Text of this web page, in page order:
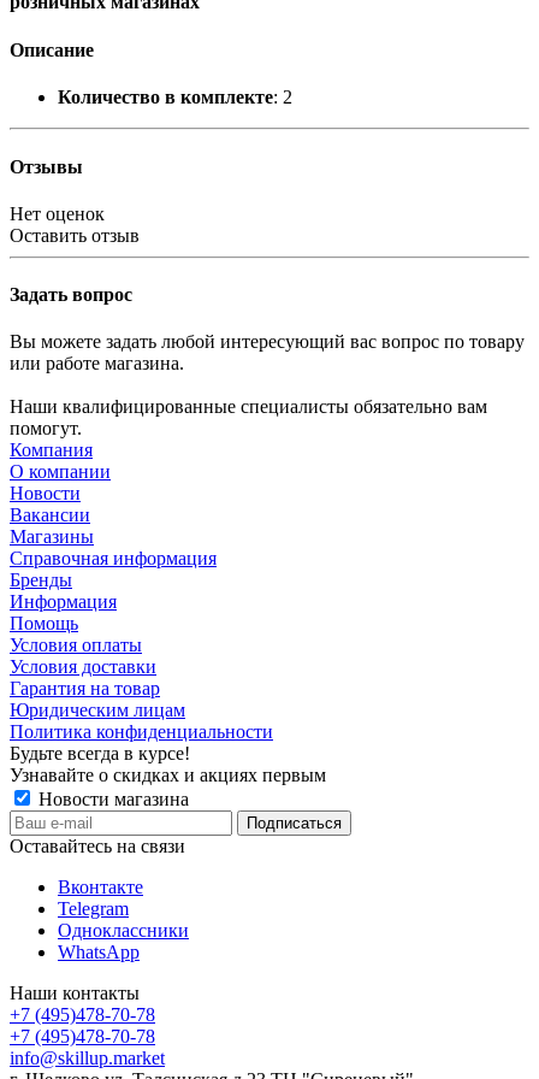
Описание
Количество в комплекте: 2
Отзывы
Нет оценок
Оставить отзыв
Задать вопрос
Вы можете задать любой интересующий вас вопрос по товару
или работе магазина.
Наши квалифицированные специалисты обязательно вам
помогут.
Компания
О компании
Новости
Вакансии
Магазины
Справочная информация
Бренды
Информация
Помощь
Условия оплаты
Условия доставки
Гарантия на товар
Юридическим лицам
Политика конфиденциальности
Будьте всегда в курсе!
Узнавайте о скидках и акциях первым
Новости магазина
Оставайтесь на связи
Вконтакте
Telegram
Одноклассники
WhatsApp
Наши контакты
+7 (495)478-70-78
+7 (495)478-70-78
info@skillup.market